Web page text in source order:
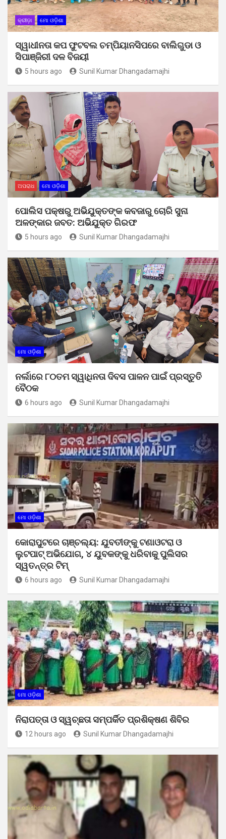
କ୍ରୀଡ଼ା ମୋ ଓଡ଼ିଶା
ସ୍ୱାଧୀନତା କପ ଫୁଟବଲ ଚମ୍ପିୟାନସିପରେ ବାଲିଗୁଡା ଓ
ସିପାଞ୍ଜିରୀ ଦଳ ବିଜୟୀ
5 hours ago Sunil Kumar Dhangadamajhi
ଅପରାଧ ମୋ ଓଡ଼ିଶା
ପୋଲିସ ପକ୍ଷରୁ ଅଭିଯୁକ୍ତଙ୍କ କବଜାରୁ ଚୋରି ସୁନା
ଅଳଙ୍କାର ଜବତ: ଅଭିଯୁକ୍ତ ଗିରଫ
5 hours ago Sunil Kumar Dhangadamajhi
ମୋ ଓଡ଼ିଶା
ନର୍ଲାରେ ୮୦ତମ ସ୍ୱାଧିନତା ଦିବସ ପାଳନ ପାଇଁ ପ୍ରସ୍ତୁତି
ବୈଠକ
6 hours ago Sunil Kumar Dhangadamajhi
ମୋ ଓଡ଼ିଶା
କୋରାପୁଟରେ ଚାଞ୍ଚଲ୍ୟ: ଯୁବତୀଙ୍କୁ ଟଣାଓଟରା ଓ
ଲୁଟପାଟ୍ ଅଭିଯୋଗ, ୪ ଯୁବକଙ୍କୁ ଧରିବାକୁ ପୁଲିସର
ସ୍ୱତନ୍ତ୍ର ଟିମ୍
6 hours ago Sunil Kumar Dhangadamajhi
ମୋ ଓଡ଼ିଶା
ନିରାପତ୍ତା ଓ ସ୍ୱଚ୍ଛତା ସମ୍ପର୍କିତ ପ୍ରଶିକ୍ଷଣ ଶିବିର
12 hours ago Sunil Kumar Dhangadamajhi